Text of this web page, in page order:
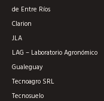
de Entre Ríos
Clarion
JLA
LAG – Laboratorio Agronómico
Gualeguay
Tecnoagro SRL
Tecnosuelo